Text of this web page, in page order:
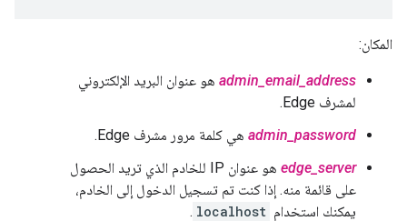
المكان:
admin_email_address هو عنوان البريد الإلكتروني
لمشرف Edge.
admin_password هي كلمة مرور مشرف Edge.
edge_server
هو عنوان IP للخادم الذي تريد الحصول
على قائمة منه. إذا كنت تم تسجيل الدخول إلى الخادم،
يمكنك استخدام localhost
.